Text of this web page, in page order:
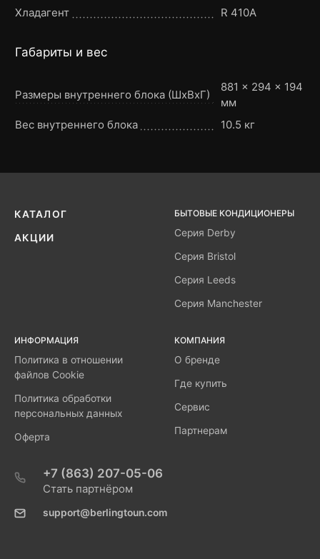
Хладагент
R 410A
Габариты и вес
Размеры внутреннего блока (ШxВxГ)
881 × 294 × 194
мм
Вес внутреннего блока
10.5 кг
КАТАЛОГ
АКЦИИ
БЫТОВЫЕ КОНДИЦИОНЕРЫ
Серия Derby
Серия Bristol
Серия Leeds
Серия Manchester
ИНФОРМАЦИЯ
Политика в отношении
файлов Cookie
Политика обработки
персональных данных
Оферта
КОМПАНИЯ
О бренде
Где купить
Сервис
Партнерам
+7 (863) 207-05-06
Стать партнёром
support@berlingtoun.com